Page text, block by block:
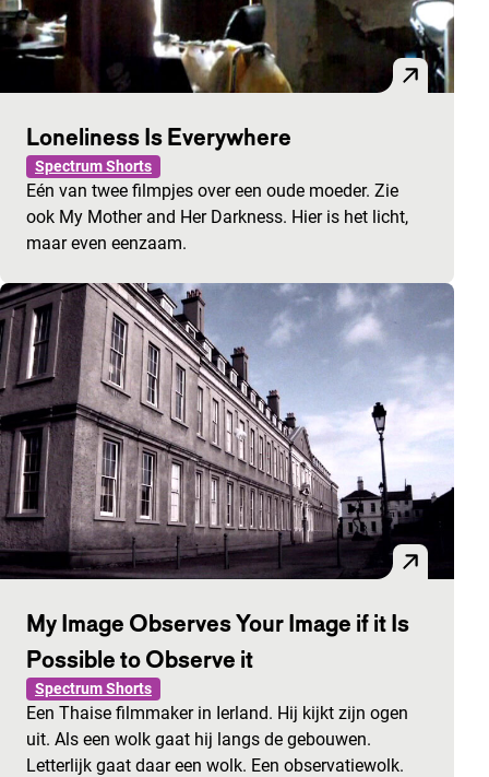
Loneliness Is Everywhere
Spectrum Shorts
Eén van twee filmpjes over een oude moeder. Zie
ook My Mother and Her Darkness. Hier is het licht,
maar even eenzaam.
My Image Observes Your Image if it Is
Possible to Observe it
Spectrum Shorts
Een Thaise filmmaker in Ierland. Hij kijkt zijn ogen
uit. Als een wolk gaat hij langs de gebouwen.
Letterlijk gaat daar een wolk. Een observatiewolk.